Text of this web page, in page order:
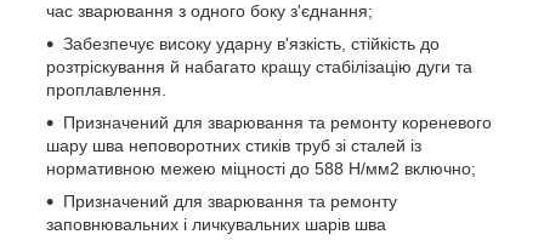
час зварювання з одного боку з'єднання;
Забезпечує високу ударну в'язкість, стійкість до
розтріскування й набагато кращу стабілізацію дуги та
проплавлення.
Призначений для зварювання та ремонту кореневого
шару шва неповоротних стиків труб зі сталей із
нормативною межею міцності до 588 Н/мм2 включно;
Призначений для зварювання та ремонту
заповнювальних і личкувальних шарів шва